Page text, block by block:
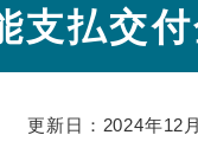
支払交
更新日：2024年12